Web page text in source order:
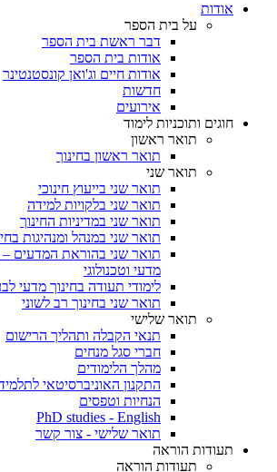
אודות
על בית הספר
דבר ראשת בית הספר
אודות בית הספר
אודות חיים וג'ואן קונסטנטינר
חדשות
אירועים
חוגים ותוכניות לימוד
תואר ראשון
תואר ראשון בחינוך
תואר שני
תואר שני בייעוץ חינוכי
תואר שני בלקויות למידה
תואר שני במדיניות החינוך
תואר שני במנהל ומנהיגות
תואר שני בהוראת המדעים –
מדעי וטכנולוגי
לימודי תעודה בחינוך מדעי
תואר שני בחינוך רב לשוני
תואר שלישי
תנאי הקבלה ותהליך הרישום
חברי סגל מנחים
מהלך הלימודים
התקנון האוניברסיטאי
הנחיות וטפסים
PhD studies - English
תואר שלישי - צור קשר
תעודות הוראה
תעודות הוראה